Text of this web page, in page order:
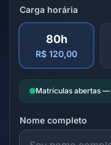
Carga horária
80h
R$ 120,00
Matrículas abertas —
Nome completo